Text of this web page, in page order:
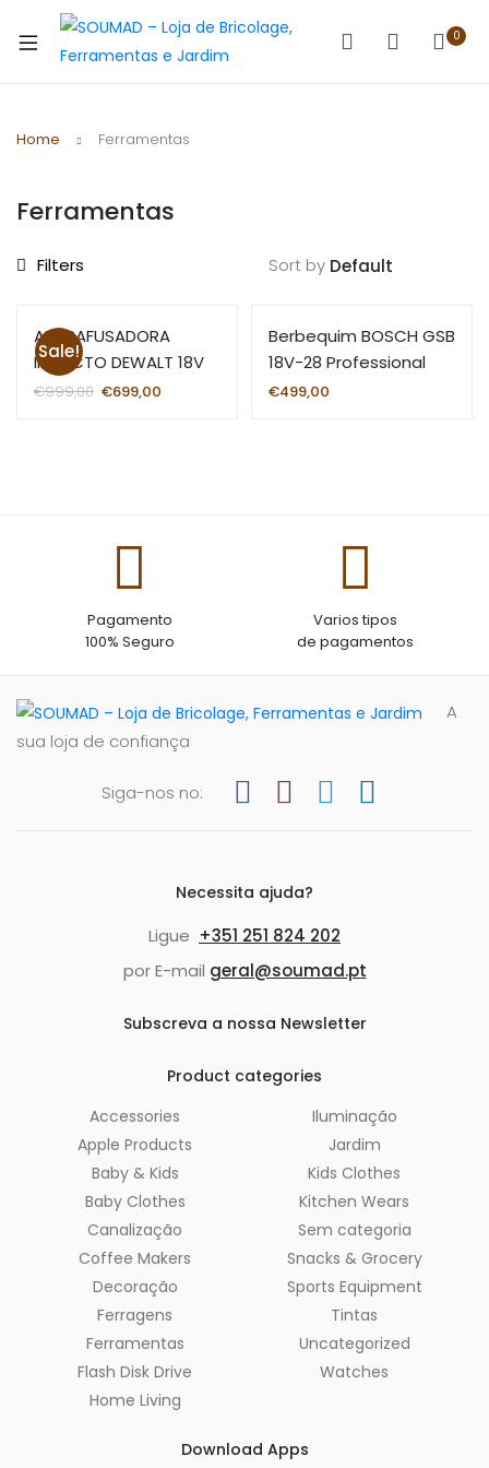
0
Home Ferramentas
Ferramentas
Filters Sort by
Sale!
APARAFUSADORA
IMPACTO DEWALT 18V
€999,00 €699,00
Berbequim BOSCH GSB
18V-28 Professional
€499,00
Pagamento
100% Seguro
Varios tipos
de pagamentos
A
sua loja de confiança
Siga-nos no:
Necessita ajuda?
Ligue +351 251 824 202
por E-mail geral@soumad.pt
Subscreva a nossa Newsletter
Product categories
Accessories
Apple Products
Baby & Kids
Baby Clothes
Canalização
Coffee Makers
Decoração
Ferragens
Ferramentas
Flash Disk Drive
Home Living
Iluminação
Jardim
Kids Clothes
Kitchen Wears
Sem categoria
Snacks & Grocery
Sports Equipment
Tintas
Uncategorized
Watches
Download Apps